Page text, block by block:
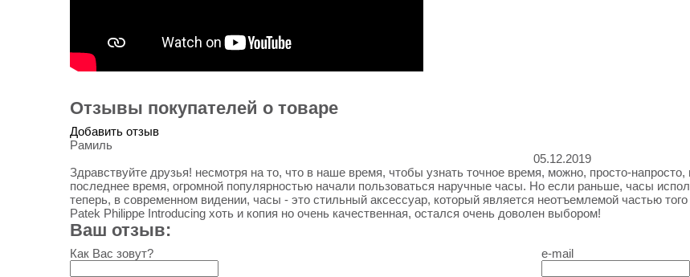
Отзывы покупателей о товаре
Добавить отзыв
Рамиль
05.12.2019
Здравствуйте друзья! несмотря на то, что в наше время, чтобы узнать точное время, можно, просто-
последнее время, огромной популярностью начали пользоваться наручные часы. Но если раньше, часы
теперь, в современном видении, часы - это стильный аксессуар, который является неотъемлемой частью
Patek Philippe Introducing хоть и копия но очень качественная, остался очень доволен выбором!
Ваш отзыв:
Как Вас зовут? e-mail